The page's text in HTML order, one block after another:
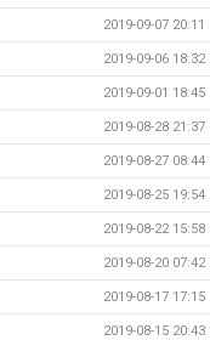
2019-09-07 20:11
2019-09-06 18:32
2019-09-01 18:45
2019-08-28 21:37
2019-08-27 08:44
2019-08-25 19:54
2019-08-22 15:58
2019-08-20 07:42
2019-08-17 17:15
2019-08-15 20:43